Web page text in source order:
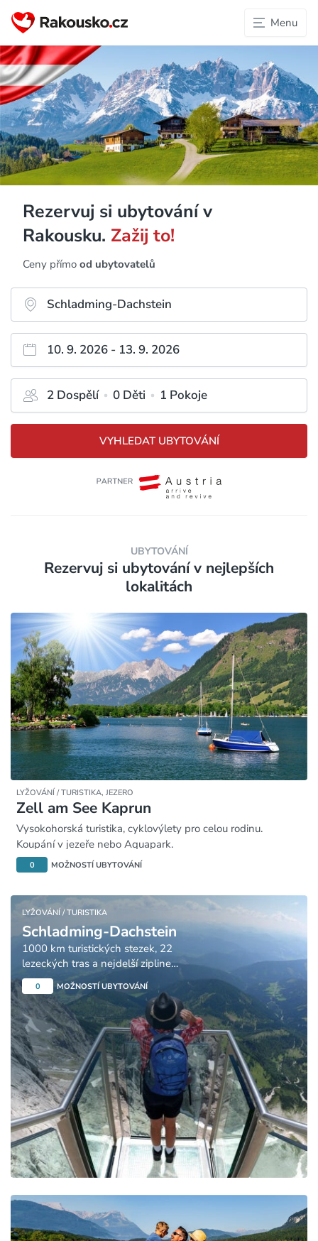
Menu
Rezervuj si ubytování v
Rakousku. Zažij to!
Ceny přímo od ubytovatelů
10. 9. 2026 - 13. 9. 2026
2 Dospělí 0 Děti 1 Pokoje
VYHLEDAT UBYTOVÁNÍ
UBYTOVÁNÍ
Rezervuj si ubytování v nejlepších
lokalitách
LYŽOVÁNÍ / TURISTIKA, JEZERO
Zell am See Kaprun
Vysokohorská turistika, cyklovýlety pro celou rodinu.
Koupání v jezeře nebo Aquapark.
0 MOŽNOSTÍ UBYTOVÁNÍ
LYŽOVÁNÍ / TURISTIKA
Schladming-Dachstein
1000 km turistických stezek, 22
lezeckých tras a nejdelší zipline
Stoderzinken.
0 MOŽNOSTÍ UBYTOVÁNÍ